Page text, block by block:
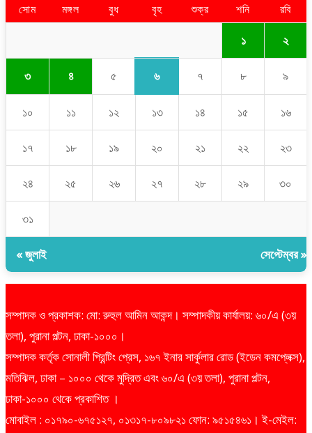
সোম মঙ্গল বুধ বৃহ শুক্র শনি রবি
১ ২
৩ ৪ ৫ ৬ ৭ ৮ ৯
১০ ১১ ১২ ১৩ ১৪ ১৫ ১৬
১৭ ১৮ ১৯ ২০ ২১ ২২ ২৩
২৪ ২৫ ২৬ ২৭ ২৮ ২৯ ৩০
৩১
« জুলাই সেপ্টেম্বর »
সম্পাদক ও প্রকাশক: মো: রুহুল আমিন আকন্দ। সম্পাদকীয় কার্যালয়: ৬০/এ (৩য়
তলা), পুরানা পল্টন, ঢাকা-১০০০।
সম্পাদক কর্তৃক সোনালী প্রিন্টিং প্রেস, ১৬৭ ইনার সার্কুলার রোড (ইডেন কমপ্লেক্স),
মতিঝিল, ঢাকা – ১০০০ থেকে মুদ্রিত এবং ৬০/এ (৩য় তলা), পুরানা পল্টন,
ঢাকা-১০০০ থেকে প্রকাশিত ।
মোবাইল : ০১৭৯০-৬৭৫১২৭, ০১৩১৭-৮০৯৮২১ ফোন: ৯৫১৫৪৬১। ই-মেইল: